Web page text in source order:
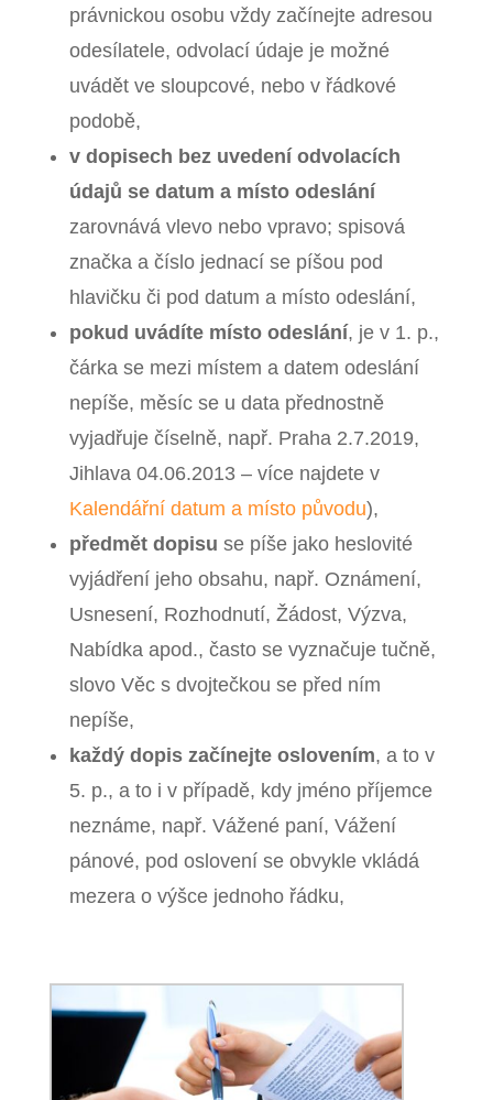
právnickou osobu vždy začínejte adresou
odesílatele, odvolací údaje je možné
uvádět ve sloupcové, nebo v řádkové
podobě,
v dopisech bez uvedení odvolacích
údajů se datum a místo odeslání
zarovnává vlevo nebo vpravo; spisová
značka a číslo jednací se píšou pod
hlavičku či pod datum a místo odeslání,
pokud uvádíte místo odeslání, je v 1. p.,
čárka se mezi místem a datem odeslání
nepíše, měsíc se u data přednostně
vyjadřuje číselně, např. Praha 2.7.2019,
Jihlava 04.06.2013 –⁠ více najdete v
Kalendářní datum a místo původu),
předmět dopisu se píše jako heslovité
vyjádření jeho obsahu, např. Oznámení,
Usnesení, Rozhodnutí, Žádost, Výzva,
Nabídka apod., často se vyznačuje tučně,
slovo Věc s dvojtečkou se před ním
nepíše,
každý dopis začínejte oslovením, a to v
5. p., a to i v případě, kdy jméno příjemce
neznáme, např. Vážené paní, Vážení
pánové, pod oslovení se obvykle vkládá
mezera o výšce jednoho řádku,